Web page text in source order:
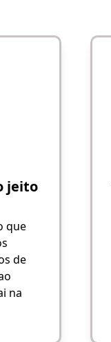
jeito
que
de
na